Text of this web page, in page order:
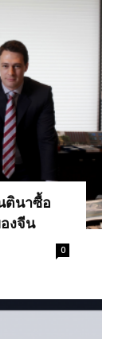
ตินาซื้อ
งจีน
0